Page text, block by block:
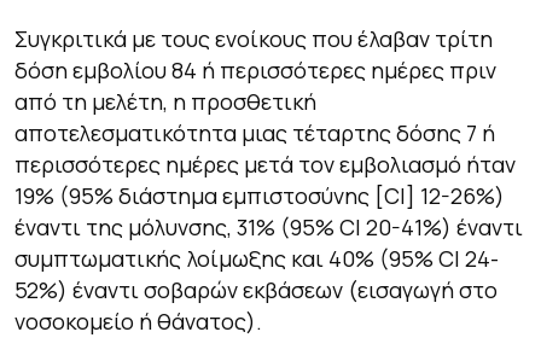
Συγκριτικά με τους ενοίκους που έλαβαν τρίτη
δόση εμβολίου 84 ή περισσότερες ημέρες πριν
από τη μελέτη, η προσθετική
αποτελεσματικότητα μιας τέταρτης δόσης 7 ή
περισσότερες ημέρες μετά τον εμβολιασμό ήταν
19% (95% διάστημα εμπιστοσύνης [CI] 12-26%)
έναντι της μόλυνσης, 31% (95% CI 20-41%) έναντι
συμπτωματικής λοίμωξης και 40% (95% CI 24-
52%) έναντι σοβαρών εκβάσεων (εισαγωγή στο
νοσοκομείο ή θάνατος).